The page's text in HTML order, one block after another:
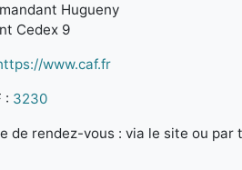
Hugueny
Cedex 9
www.caf.fr
: 3230
de rendez-vous : via le site ou par